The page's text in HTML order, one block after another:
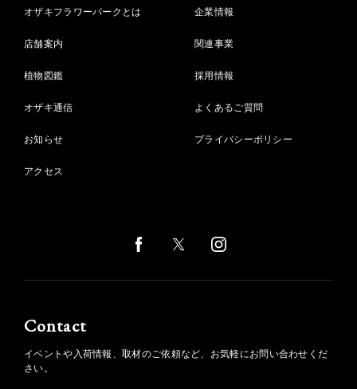
オザキフラワーパークとは
店舗案内
植物図鑑
オザキ通信
お知らせ
アクセス
企業情報
関連事業
採用情報
よくあるご質問
プライバシーポリシー
Contact
イベントや入荷情報、取材のご依頼など、お気軽にお問い合わせくだ
さい。